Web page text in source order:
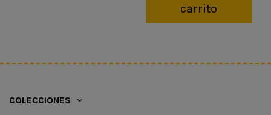
carrito
COLECCIONES